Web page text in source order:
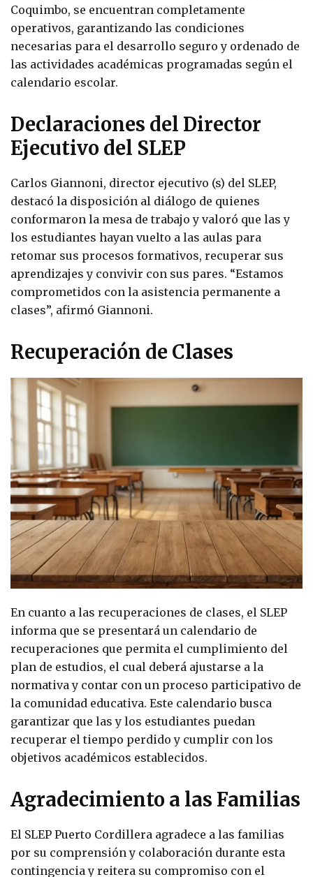
Coquimbo, se encuentran completamente
operativos, garantizando las condiciones
necesarias para el desarrollo seguro y ordenado de
las actividades académicas programadas según el
calendario escolar.
Declaraciones del Director
Ejecutivo del SLEP
Carlos Giannoni, director ejecutivo (s) del SLEP,
destacó la disposición al diálogo de quienes
conformaron la mesa de trabajo y valoró que las y
los estudiantes hayan vuelto a las aulas para
retomar sus procesos formativos, recuperar sus
aprendizajes y convivir con sus pares. “Estamos
comprometidos con la asistencia permanente a
clases”, afirmó Giannoni.
Recuperación de Clases
En cuanto a las recuperaciones de clases, el SLEP
informa que se presentará un calendario de
recuperaciones que permita el cumplimiento del
plan de estudios, el cual deberá ajustarse a la
normativa y contar con un proceso participativo de
la comunidad educativa. Este calendario busca
garantizar que las y los estudiantes puedan
recuperar el tiempo perdido y cumplir con los
objetivos académicos establecidos.
Agradecimiento a las Familias
El SLEP Puerto Cordillera agradece a las familias
por su comprensión y colaboración durante esta
contingencia y reitera su compromiso con el